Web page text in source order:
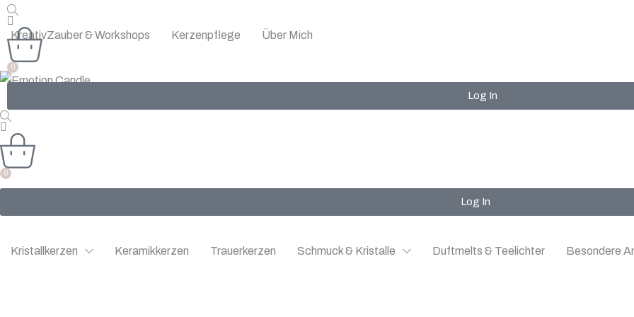
KreativZauber & Workshops Kerzenpflege Über Mich
0
Log In
Kristallkerzen Keramikkerzen Trauerkerzen Schmuck & Kristalle Duftmelts & Teelichter Besondere
0
Log In